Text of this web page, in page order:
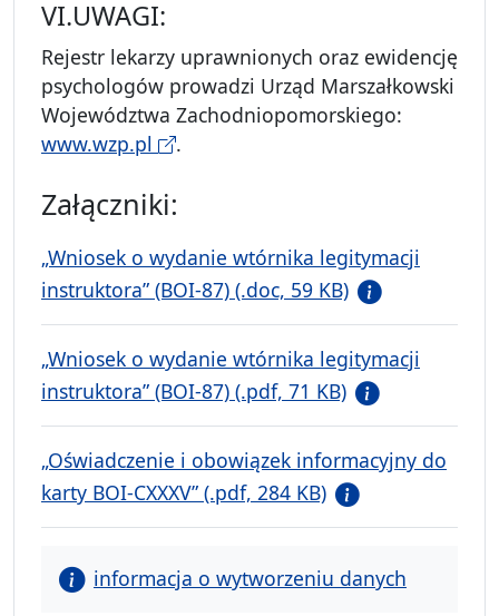
VI.UWAGI:
Rejestr lekarzy uprawnionych oraz ewidencję
psychologów prowadzi Urząd Marszałkowski
Województwa Zachodniopomorskiego:
www.wzp.pl
.
Załączniki:
„Wniosek o wydanie wtórnika legitymacji
instruktora” (BOI-87) (.doc, 59 KB)
„Wniosek o wydanie wtórnika legitymacji
instruktora” (BOI-87) (.pdf, 71 KB)
„Oświadczenie i obowiązek informacyjny do
karty BOI-CXXXV” (.pdf, 284 KB)
informacja o wytworzeniu danych